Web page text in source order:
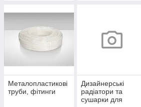
Металопластикові
труби, фітинги
Дизайнерські
радіатори та
сушарки для